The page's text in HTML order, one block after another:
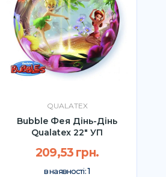
QUALATEX
Bubble Фея Дінь-Дінь
Qualatex 22" УП
209,53 грн.
в наявності:1